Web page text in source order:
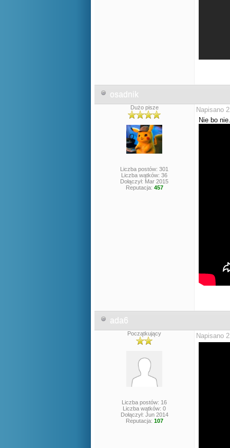
osadnik
Dużo pisze
Liczba postów: 301
Liczba wątków: 36
Dołączył: Mar 2015
Reputacja: 457
Napisano
Nie bo nie.
ada6
Początkujący
Liczba postów: 16
Liczba wątków: 0
Dołączył: Jun 2014
Reputacja: 107
Napisano